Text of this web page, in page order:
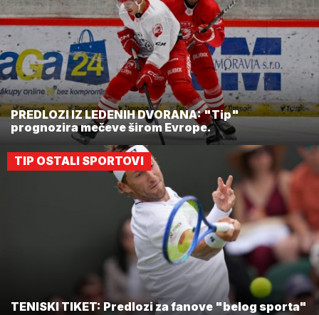
PREDLOZI IZ LEDENIH DVORANA: "Tip"
prognozira mečeve širom Evrope.
TIP OSTALI SPORTOVI
TENISKI TIKET: Predlozi za fanove "belog sporta"